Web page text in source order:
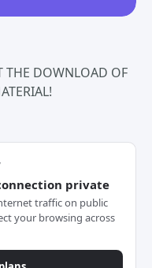
THE DOWNLOAD OF
private
traffic on public
your browsing across